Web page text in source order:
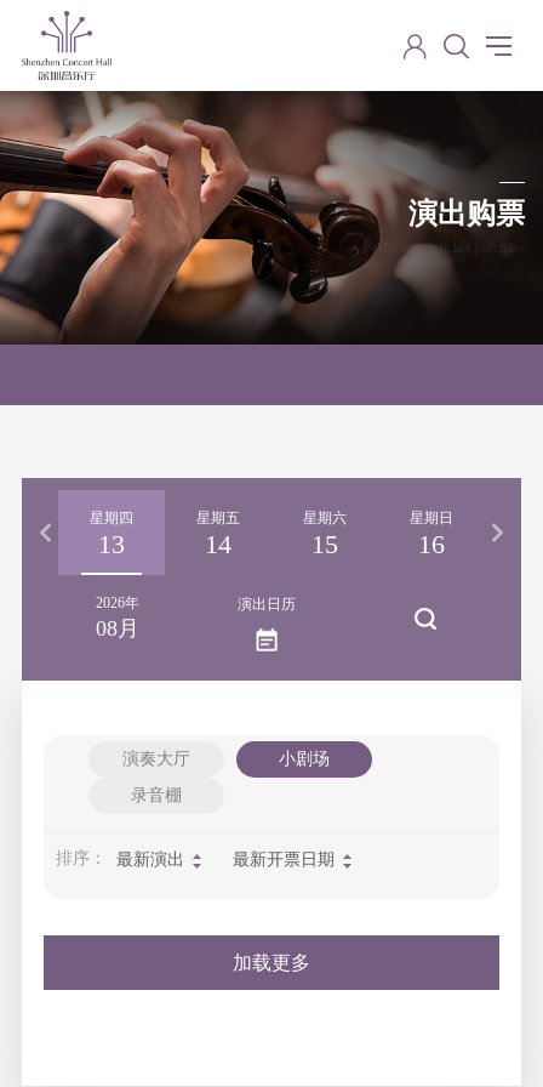
演出购票
Performance ticket purchase
星期四
13
星期五
14
星期六
15
星期日
16
2026年
08月
演出日历
演奏大厅
小剧场
录音棚
排序： 最新演出 最新开票日期
加载更多